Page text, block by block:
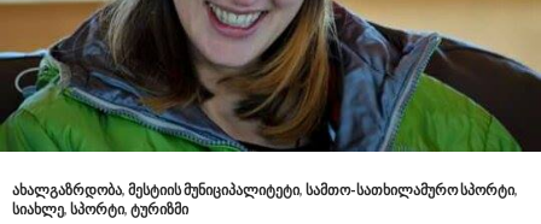
ᲐᲮᲐᲚᲒᲐᲖᲠᲓᲝᲑᲐ, ᲛᲔᲡᲢᲘᲘᲡ ᲛᲣᲜᲘᲪᲘᲞᲐᲚᲘᲢᲔᲢᲘ, ᲡᲐᲛᲗᲝ-ᲡᲐᲗᲮᲘᲚᲐᲛᲣᲠᲝ ᲡᲞᲝᲠᲢᲘ,
ᲡᲘᲐᲮᲚᲔ, ᲡᲞᲝᲠᲢᲘ, ᲢᲣᲠᲘᲖᲛᲘ